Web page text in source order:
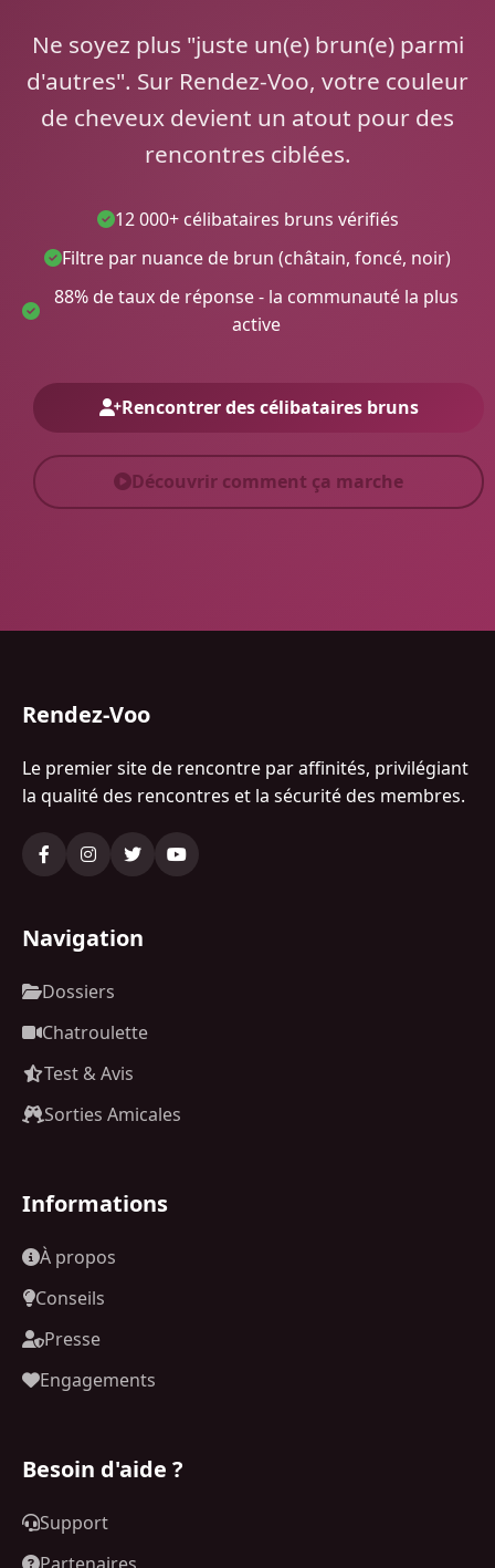
Ne soyez plus "juste un(e) brun(e) parmi
d'autres". Sur Rendez-Voo, votre couleur
de cheveux devient un atout pour des
rencontres ciblées.
12 000+ célibataires bruns vérifiés
Filtre par nuance de brun (châtain, foncé, noir)
88% de taux de réponse - la communauté la plus
active
Rencontrer des célibataires bruns
Découvrir comment ça marche
Rendez-Voo
Le premier site de rencontre par affinités, privilégiant
la qualité des rencontres et la sécurité des membres.
Navigation
Dossiers
Chatroulette
Test & Avis
Sorties Amicales
Informations
À propos
Conseils
Presse
Engagements
Besoin d'aide ?
Support